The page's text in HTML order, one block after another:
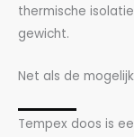
thermische
gewicht.
Net als de
Tempex doos is